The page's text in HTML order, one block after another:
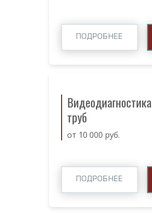
ПОДРОБНЕЕ
труб
от 10 000 руб.
ПОДРОБНЕЕ